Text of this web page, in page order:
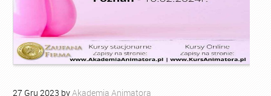
27 Gru 2023 byAkademia Animatora